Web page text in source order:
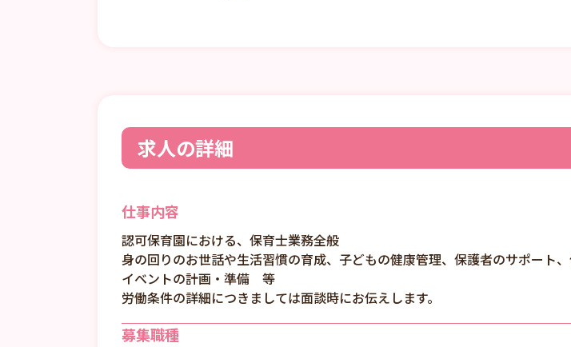
求人の詳細
仕事内容
認可保育園における、保育士業務全般
身の回りのお世話や生活習慣の育成、子どもの健康管理、保護者のサポート、
イベントの計画・準備 等
労働条件の詳細につきましては面談時にお伝えします。
募集職種